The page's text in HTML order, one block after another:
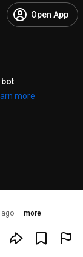
Open App
more
ago more